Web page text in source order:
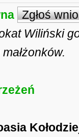
Zgłoś
Wiliński